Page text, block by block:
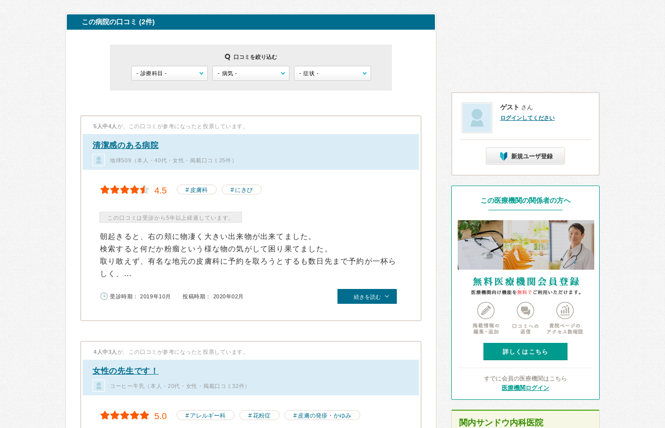
この病院の口コミ (2件)
口コミを絞り込む
5人中4人 が、この口コミが参考になったと投票しています。
清潔感のある病院
地球509（本人・40代・女性・掲載口コミ25件）
4.5 皮膚科 にきび
この口コミは受診から5年以上経過しています。
朝起きると、右の頬に物凄く大きい出来物が出来てました。
検索すると何だか粉瘤という様な物の気がして困り果てました。
取り敢えず、有名な地元の皮膚科に予約を取ろうとするも数日先まで予約が一杯ら
しく、...
受診時期： 2019年10月 投稿時期： 2020年02月 続きを読む
4人中3人 が、この口コミが参考になったと投票しています。
女性の先生です！
コーヒー牛乳（本人・20代・女性・掲載口コミ32件）
5.0 アレルギー科 花粉症 皮膚の発疹・かゆみ
ゲスト さん
ログインしてください
新規ユーザ登録
この医療機関の関係者の方へ
詳しくはこちら
すでに会員の医療機関はこちら
医療機関ログイン
関内サンドウ内科医院